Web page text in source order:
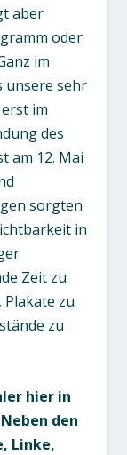
aber
oder
im
unsere sehr
im
des
am 12. Mai
sorgten
in
Zeit zu
zu
zu
hier in
den
Linke,